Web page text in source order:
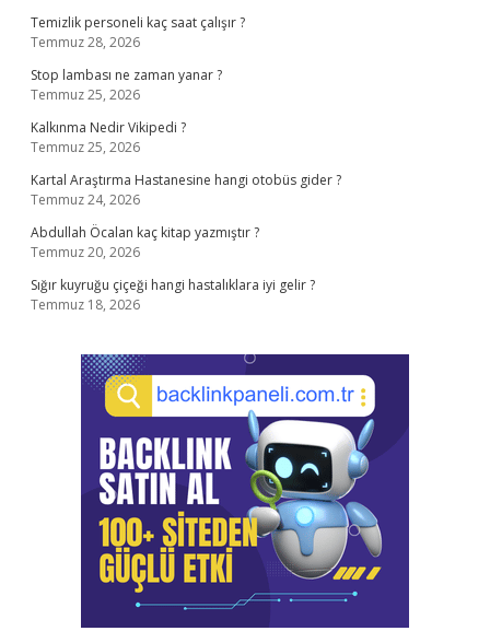
Temizlik personeli kaç saat çalışır ?
Temmuz 28, 2026
Stop lambası ne zaman yanar ?
Temmuz 25, 2026
Kalkınma Nedir Vikipedi ?
Temmuz 25, 2026
Kartal Araştırma Hastanesine hangi otobüs gider ?
Temmuz 24, 2026
Abdullah Öcalan kaç kitap yazmıştır ?
Temmuz 20, 2026
Sığır kuyruğu çiçeği hangi hastalıklara iyi gelir ?
Temmuz 18, 2026